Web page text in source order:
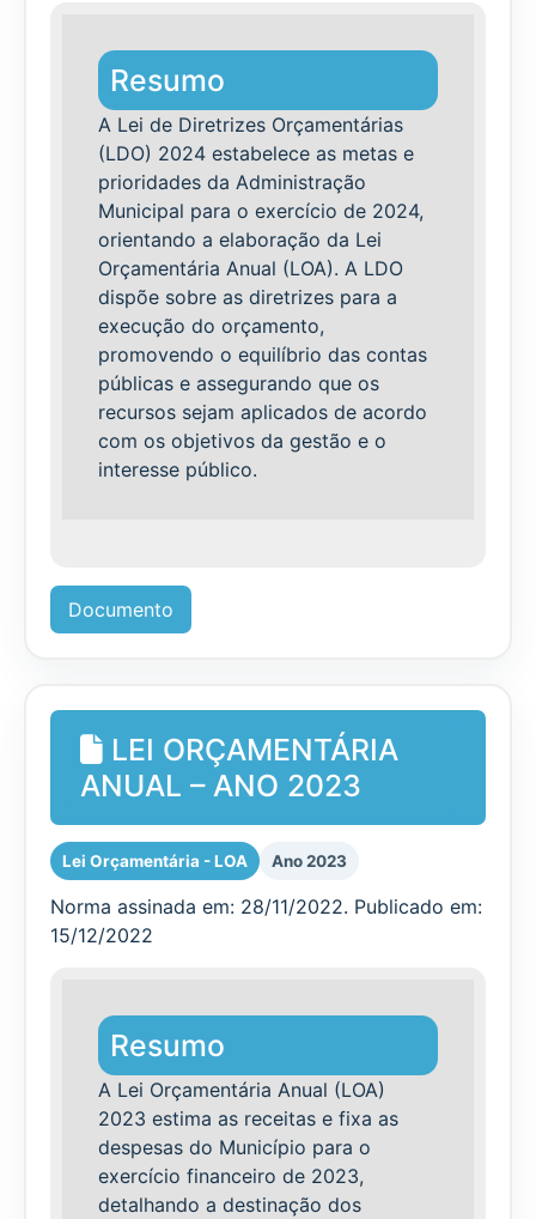
Resumo
A Lei de Diretrizes Orçamentárias
(LDO) 2024 estabelece as metas e
prioridades da Administração
Municipal para o exercício de 2024,
orientando a elaboração da Lei
Orçamentária Anual (LOA). A LDO
dispõe sobre as diretrizes para a
execução do orçamento,
promovendo o equilíbrio das contas
públicas e assegurando que os
recursos sejam aplicados de acordo
com os objetivos da gestão e o
interesse público.
Documento
LEI ORÇAMENTÁRIA
ANUAL – ANO 2023
Lei Orçamentária - LOA Ano 2023
Norma assinada em: 28/11/2022. Publicado em:
15/12/2022
Resumo
A Lei Orçamentária Anual (LOA)
2023 estima as receitas e fixa as
despesas do Município para o
exercício financeiro de 2023,
detalhando a destinação dos